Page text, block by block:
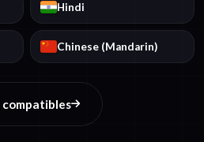
Hindi
Chinese (Mandarin)
compatibles